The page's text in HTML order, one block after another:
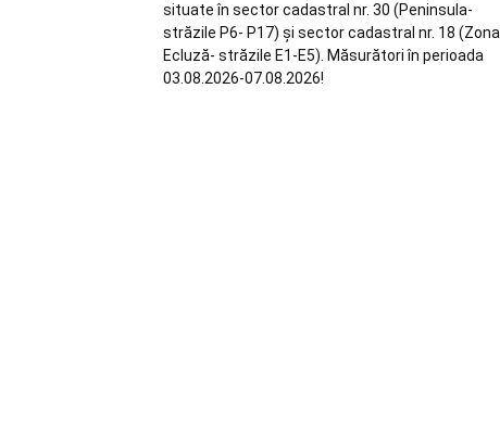
situate în sector cadastral nr. 30 (Peninsula-
străzile P6- P17) și sector cadastral nr. 18 (Zona
Ecluză- străzile E1-E5). Măsurători în perioada
03.08.2026-07.08.2026!